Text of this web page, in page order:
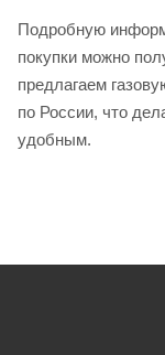
Подробную
покупки можно
предлагаем
по России, что
удобным.